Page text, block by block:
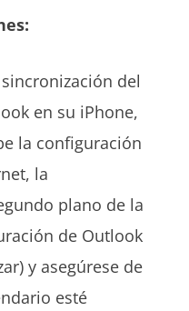
del
en su iPhone,
la configuración
la
plano de la
de Outlook
y asegúrese de
esté